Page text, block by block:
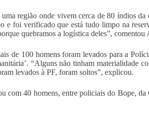
uma região onde vivem cerca de 80 índios
e foi verificado que está tudo limpo na
quebramos a logística deles”, comentou
de 100 homens foram levados para a
“Alguns não tinham materialidade
levados à PF, foram soltos”, explicou.
com 40 homens, entre policiais do Bope,